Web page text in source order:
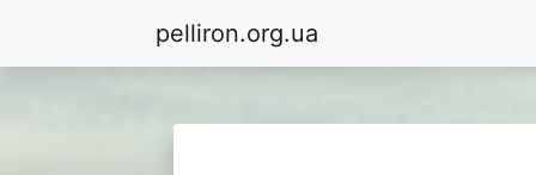
pelliron.org.ua